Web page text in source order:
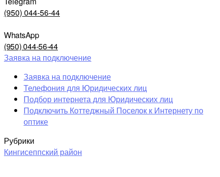
(950) 044-56-44
WhatsApp
(950) 044-56-44
Заявка на подключение
Заявка на подключение
Телефония для Юридических лиц
Подбор интернета для Юридических лиц
Подключить Коттеджный Поселок к Интернету по
оптике
Рубрики
Кингисеппский район